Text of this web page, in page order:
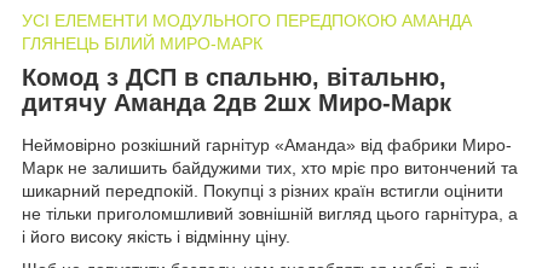
УСІ ЕЛЕМЕНТИ МОДУЛЬНОГО ПЕРЕДПОКОЮ АМАНДА
ГЛЯНЕЦЬ БІЛИЙ МИРО-МАРК
Комод з ДСП в спальню, вітальню,
дитячу Аманда 2дв 2шх Миро-Марк
Неймовірно розкішний гарнітур «Аманда» від фабрики Миро-
Марк не залишить байдужими тих, хто мріє про витончений та
шикарний передпокій. Покупці з різних країн встигли оцінити
не тільки приголомшливий зовнішній вигляд цього гарнітура, а
і його високу якість і відмінну ціну.